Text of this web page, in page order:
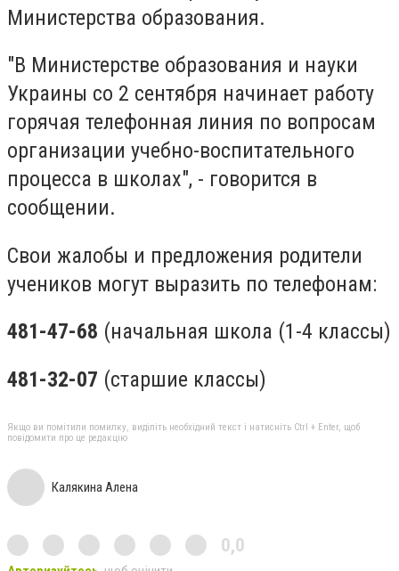
Министерства образования.
"В Министерстве образования и науки
Украины со 2 сентября начинает работу
горячая телефонная линия по вопросам
организации учебно-воспитательного
процесса в школах", - говорится в
сообщении.
Свои жалобы и предложения родители
учеников могут выразить по телефонам:
481-47-68 (начальная школа (1-4 классы)
481-32-07 (старшие классы)
Якщо ви помітили помилку, виділіть необхідний текст і натисніть Ctrl + Enter, щоб
повідомити про це редакцію
Калякина Алена
0,0